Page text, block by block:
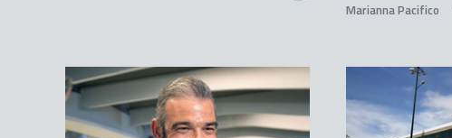
Marianna Pacifico